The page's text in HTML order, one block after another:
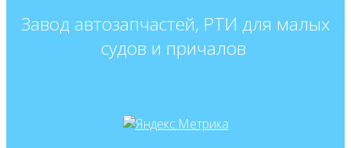
Завод автозапчастей, РТИ для малых
судов и причалов